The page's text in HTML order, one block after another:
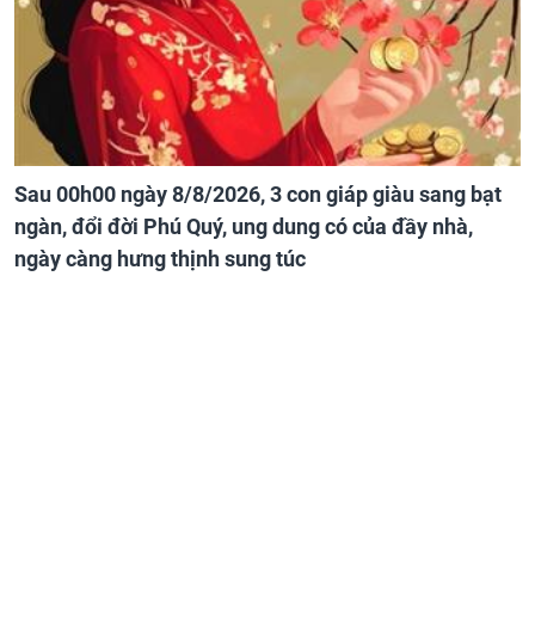
Sau 00h00 ngày 8/8/2026, 3 con giáp giàu sang bạt
ngàn, đổi đời Phú Quý, ung dung có của đầy nhà,
ngày càng hưng thịnh sung túc